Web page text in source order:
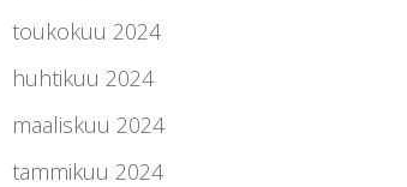
toukokuu 2024
huhtikuu 2024
maaliskuu 2024
tammikuu 2024